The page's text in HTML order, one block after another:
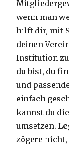
wenn man
hilft dir, mit
deinen
Institution
du bist, du
und
einfach
kannst du
umsetzen.
zögere